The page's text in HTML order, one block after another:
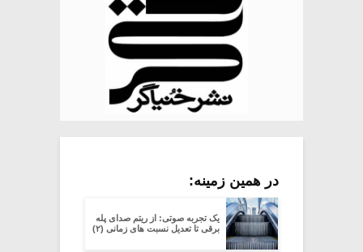
در همین زمینه:
یک تجربه صوتی: از ریتم صدای پله
برقی تا تعدیل نسبت های زمانی (۲)